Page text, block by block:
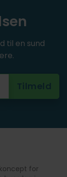
til en sund
for